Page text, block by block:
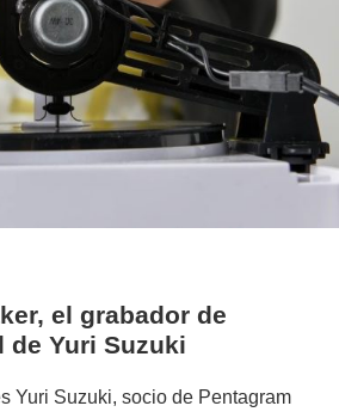
el grabador de
Yuri Suzuki
Yuri Suzuki, socio de Pentagram